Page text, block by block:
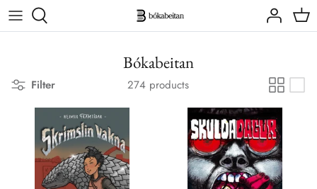
Skip
Skáldsögur
6 ára og yngri
Bókabeitan
Filter 274 products